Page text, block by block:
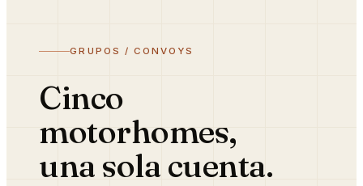
GRUPOS / CONVOYS
Cinco
motorhomes,
una sola cuenta.